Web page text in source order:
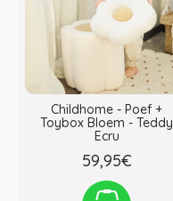
Childhome - Poef +
Toybox Bloem - Teddy
Ecru
59,95€